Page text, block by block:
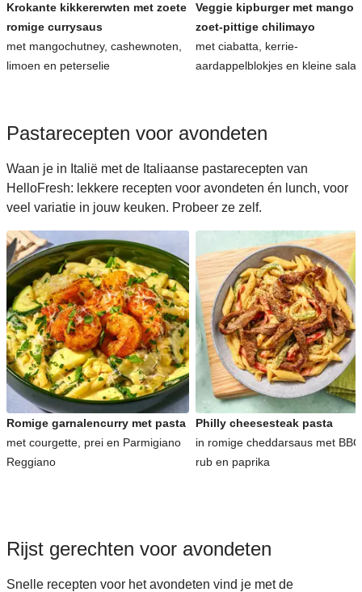
Krokante kikkererwten met zoete
romige currysaus
met mangochutney, cashewnoten,
limoen en peterselie
Veggie kipburger met mango
zoet-pittige chilimayo
met ciabatta, kerrie-
aardappelblokjes en kleine
Pastarecepten voor avondeten
Waan je in Italië met de Italiaanse pastarecepten van
HelloFresh: lekkere recepten voor avondeten én lunch, voor
veel variatie in jouw keuken. Probeer ze zelf.
Romige garnalencurry met pasta
met courgette, prei en Parmigiano
Reggiano
Philly cheesesteak pasta
in romige cheddarsaus met
rub en paprika
Rijst gerechten voor avondeten
Snelle recepten voor het avondeten vind je met de